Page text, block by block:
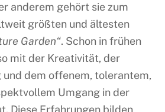
anderem gehört sie zum
größten und ältesten
Garden“. Schon in frühen
mit der Kreativität, der
dem offenem, tolerantem,
Umgang in der
Diese Erfahrungen bilden